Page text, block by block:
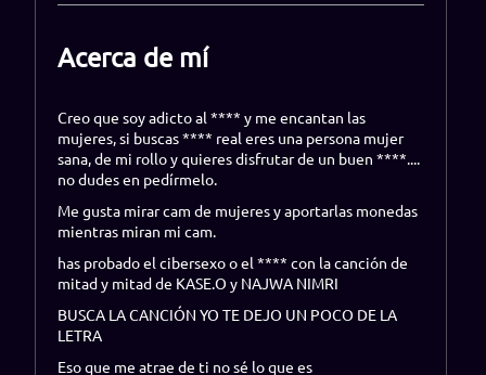
Acerca de mí
Creo que soy adicto al **** y me encantan las
mujeres, si buscas **** real eres una persona mujer
sana, de mi rollo y quieres disfrutar de un buen ****....
no dudes en pedírmelo.
Me gusta mirar cam de mujeres y aportarlas monedas
mientras miran mi cam.
has probado el cibersexo o el **** con la canción de
mitad y mitad de KASE.O y NAJWA NIMRI
BUSCA LA CANCIÓN YO TE DEJO UN POCO DE LA
LETRA
Eso que me atrae de ti no sé lo que es